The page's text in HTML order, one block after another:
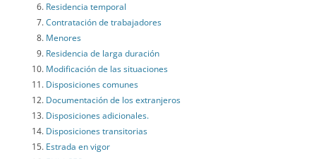
Residencia temporal
Contratación de trabajadores
Menores
Residencia de larga duración
Modificación de las situaciones
Disposiciones comunes
Documentación de los extranjeros
Disposiciones adicionales.
Disposiciones transitorias
Estrada en vigor